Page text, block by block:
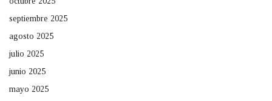
septiembre 2025
agosto 2025
julio 2025
junio 2025
mayo 2025